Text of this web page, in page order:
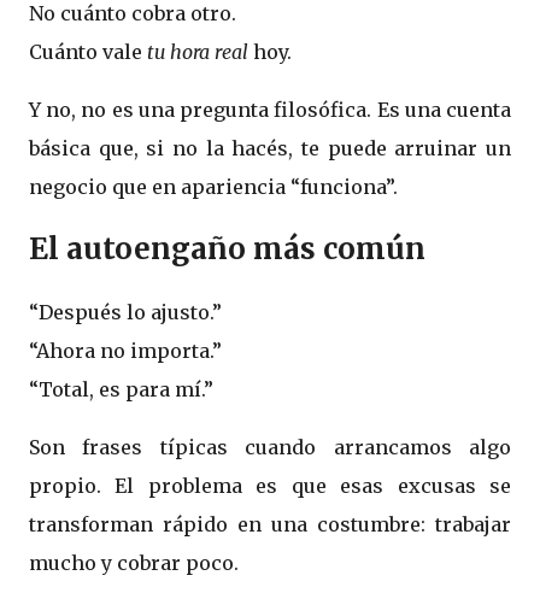
No cuánto cobra otro.
Cuánto vale tu hora real hoy.
Y no, no es una pregunta filosófica. Es una cuenta
básica que, si no la hacés, te puede arruinar un
negocio que en apariencia “funciona”.
El autoengaño más común
“Después lo ajusto.”
“Ahora no importa.”
“Total, es para mí.”
Son frases típicas cuando arrancamos algo
propio. El problema es que esas excusas se
transforman rápido en una costumbre: trabajar
mucho y cobrar poco.